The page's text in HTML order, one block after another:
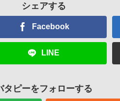
シェアする
Facebook
LINE
タピーをフォローする